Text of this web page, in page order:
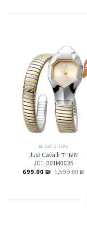
שעונים לנשים
שעון יד Just Cavalli
JC1L001M0035
1,599.00₪ המחיר
699.00₪ המחיר